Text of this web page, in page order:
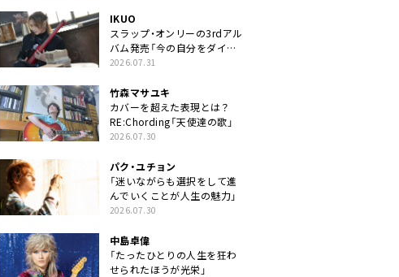
IKUO
スラップ・オンリーの3rdアル
バム発売「今の自分をダイレ
クトに」
2026.07.31
竹森マサユキ
カバーを超えた表現とは？
RE:Chording「天使達の歌」
2026.07.30
パク・ユチョン
「迷いながらも選択をして進
んでいくことが人生の魅力」
2026.07.30
中島卓偉
「たったひとりの人生を狂わ
せられたほうが光栄」